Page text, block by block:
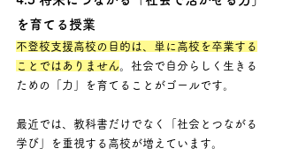
を育てる授業
不登校支援高校の目的は、単に高校を卒業する
ことではありません。社会で自分らしく生きる
ための「力」を育てることがゴールです。
最近では、教科書だけでなく「社会とつながる
学び」を重視する高校が増えています。